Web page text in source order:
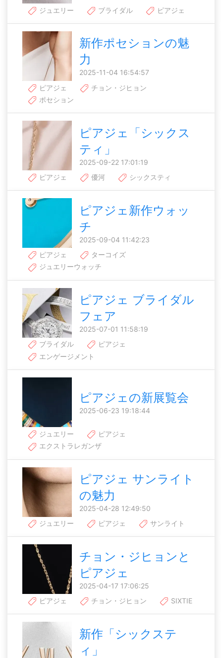
ジュエリー ブライダル ピアジェ
新作ポセションの魅
力
2025-11-04 16:54:57
ピアジェ
チョン・ジヒョン
ポセション
ピアジェ「シックス
ティ」
2025-09-22 17:01:19
ピアジェ
優河 シックスティ
ピアジェ新作ウォッ
チ
2025-09-04 11:42:23
ピアジェ
ターコイズ
ジュエリーウォッチ
ピアジェ ブライダル
フェア
2025-07-01 11:58:19
ブライダル
ピアジェ
エンゲージメント
ピアジェの新展覧会
2025-06-23 19:18:44
ジュエリー
ピアジェ
エクストラレガンザ
ピアジェ サンライト
の魅力
2025-04-28 12:49:50
ジュエリー
ピアジェ サンライト
チョン・ジヒョンと
ピアジェ
2025-04-17 17:06:25
ピアジェ
チョン・ジヒョン SIXTIE
新作「シックステ
ィ」